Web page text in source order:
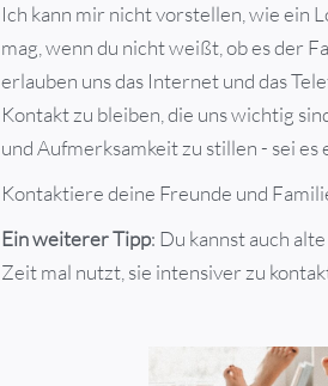
Ich kann mir nicht vorstellen, wie ein
mag, wenn du nicht weißt, ob es der
erlauben uns das Internet und das
Kontakt zu bleiben, die uns wichtig
und Aufmerksamkeit zu stillen - sei
Kontaktiere deine Freunde und
Ein weiterer Tipp: Du kannst auch
Zeit mal nutzt, sie intensiver zu